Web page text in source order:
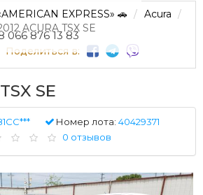
066 876 13 83
EXPRESS» 🚗
Acura
ACURA TSX SE
Поделиться в:
SE
Номер лота: 40429371
0 отзывов